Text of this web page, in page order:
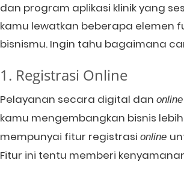
dan program aplikasi klinik yang
kamu lewatkan beberapa elemen
bisnismu. Ingin tahu bagaimana
1. Registrasi Online
Pelayanan secara digital dan online
kamu mengembangkan bisnis
mempunyai fitur registrasi online
Fitur ini tentu memberi